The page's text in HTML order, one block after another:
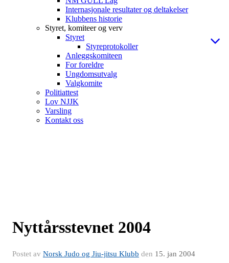
Internasjonale resultater og deltakelser
Klubbens historie
Styret, komiteer og verv
Styret
Styreprotokoller
Anleggskomiteen
For foreldre
Ungdomsutvalg
Valgkomite
Politiattest
Lov NJJK
Varsling
Kontakt oss
Nyttårsstevnet 2004
Postet av Norsk Judo og Jiu-jitsu Klubb den 15. jan 2004